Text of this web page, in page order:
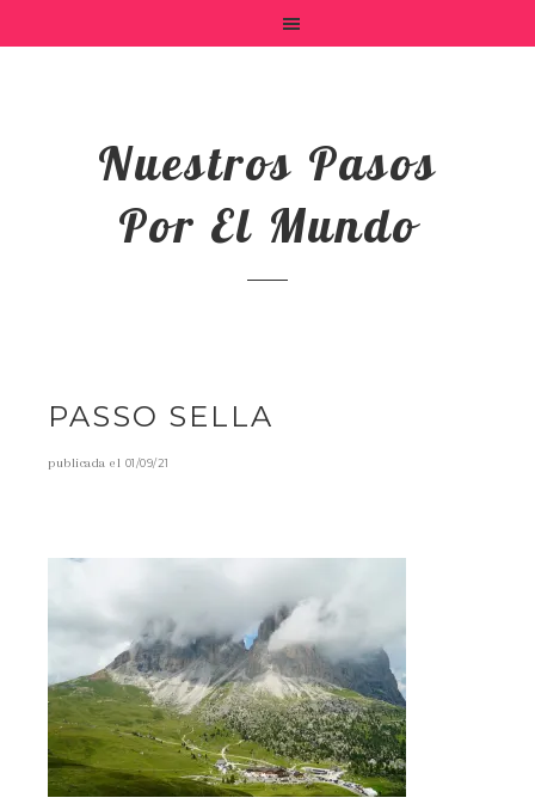
Nuestros Pasos
Por El Mundo
PASSO SELLA
publicada el 01/09/21